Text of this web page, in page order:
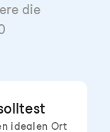
die
idealen Ort